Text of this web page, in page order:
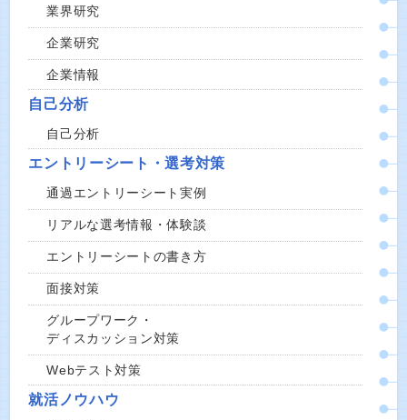
業界研究
企業研究
企業情報
自己分析
自己分析
エントリーシート・選考対策
通過エントリーシート実例
リアルな選考情報・体験談
エントリーシートの書き方
面接対策
グループワーク・
ディスカッション対策
Webテスト対策
就活ノウハウ